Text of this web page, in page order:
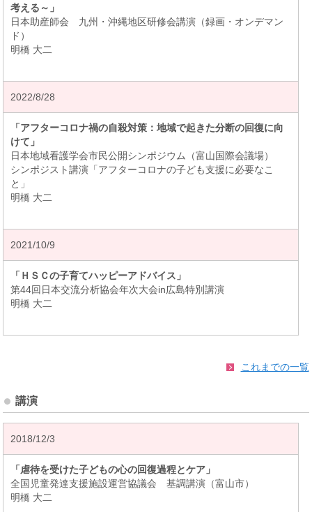
考える～」
日本助産師会 九州・沖縄地区研修会講演（録画・オンデマン
ド）
明橋 大二
2022/8/28
「アフターコロナ禍の自殺対策：地域で起きた分断の回復に向
けて」
日本地域看護学会市民公開シンポジウム（富山国際会議場）
シンポジスト講演「アフターコロナの子ども支援に必要なこ
と」
明橋 大二
2021/10/9
「ＨＳＣの子育てハッピーアドバイス」
第44回日本交流分析協会年次大会in広島特別講演
明橋 大二
これまでの一覧
講演
2018/12/3
「虐待を受けた子どもの心の回復過程とケア」
全国児童発達支援施設運営協議会 基調講演（富山市）
明橋 大二